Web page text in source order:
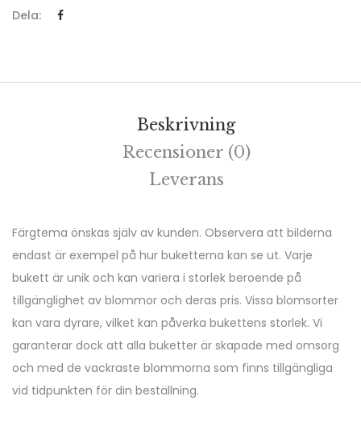
Dela:
Beskrivning
Recensioner (0)
Leverans
Färgtema önskas själv av kunden. Observera att bilderna
endast är exempel på hur buketterna kan se ut. Varje
bukett är unik och kan variera i storlek beroende på
tillgänglighet av blommor och deras pris. Vissa blomsorter
kan vara dyrare, vilket kan påverka bukettens storlek. Vi
garanterar dock att alla buketter är skapade med omsorg
och med de vackraste blommorna som finns tillgängliga
vid tidpunkten för din beställning.